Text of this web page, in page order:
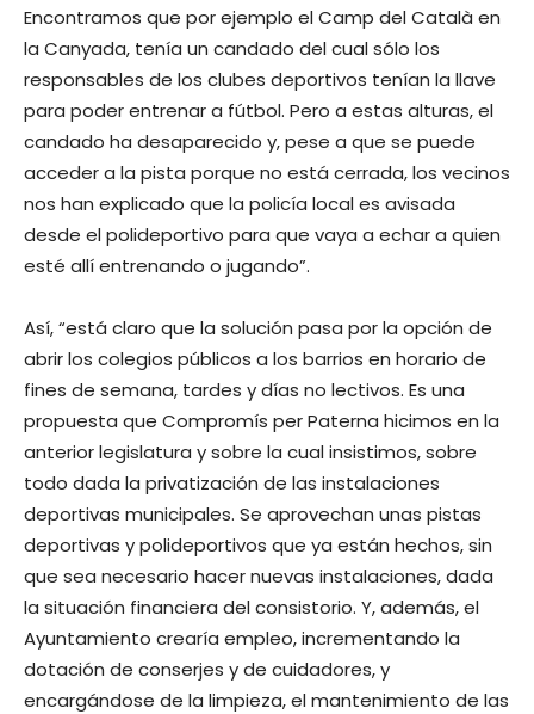
Encontramos que por ejemplo el Camp del Català en
la Canyada, tenía un candado del cual sólo los
responsables de los clubes deportivos tenían la llave
para poder entrenar a fútbol. Pero a estas alturas, el
candado ha desaparecido y, pese a que se puede
acceder a la pista porque no está cerrada, los vecinos
nos han explicado que la policía local es avisada
desde el polideportivo para que vaya a echar a quien
esté allí entrenando o jugando”.
Así, “está claro que la solución pasa por la opción de
abrir los colegios públicos a los barrios en horario de
fines de semana, tardes y días no lectivos. Es una
propuesta que Compromís per Paterna hicimos en la
anterior legislatura y sobre la cual insistimos, sobre
todo dada la privatización de las instalaciones
deportivas municipales. Se aprovechan unas pistas
deportivas y polideportivos que ya están hechos, sin
que sea necesario hacer nuevas instalaciones, dada
la situación financiera del consistorio. Y, además, el
Ayuntamiento crearía empleo, incrementando la
dotación de conserjes y de cuidadores, y
encargándose de la limpieza, el mantenimiento de las